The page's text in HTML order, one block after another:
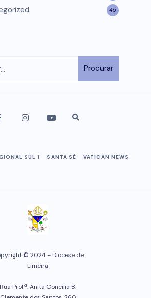
45
Procurar
SUL 1 SANTA SÉ VATICAN NEWS
© 2024 - Diocese de
Limeira
Rua Profª. Anita Concilia B.